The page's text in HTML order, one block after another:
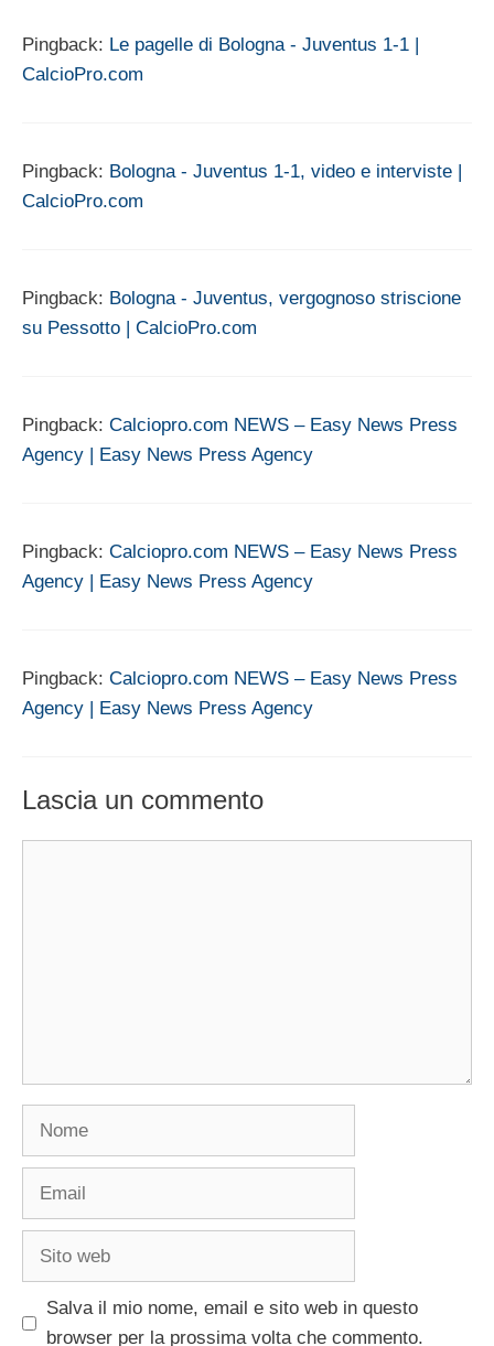
Pingback: Le pagelle di Bologna - Juventus 1-1 |
CalcioPro.com
Pingback: Bologna - Juventus 1-1, video e interviste |
CalcioPro.com
Pingback: Bologna - Juventus, vergognoso striscione
su Pessotto | CalcioPro.com
Pingback: Calciopro.com NEWS – Easy News Press
Agency | Easy News Press Agency
Pingback: Calciopro.com NEWS – Easy News Press
Agency | Easy News Press Agency
Pingback: Calciopro.com NEWS – Easy News Press
Agency | Easy News Press Agency
Lascia un commento
Nome
Email
Sito
Salva il mio nome, email e sito web in questo
browser per la prossima volta che commento.